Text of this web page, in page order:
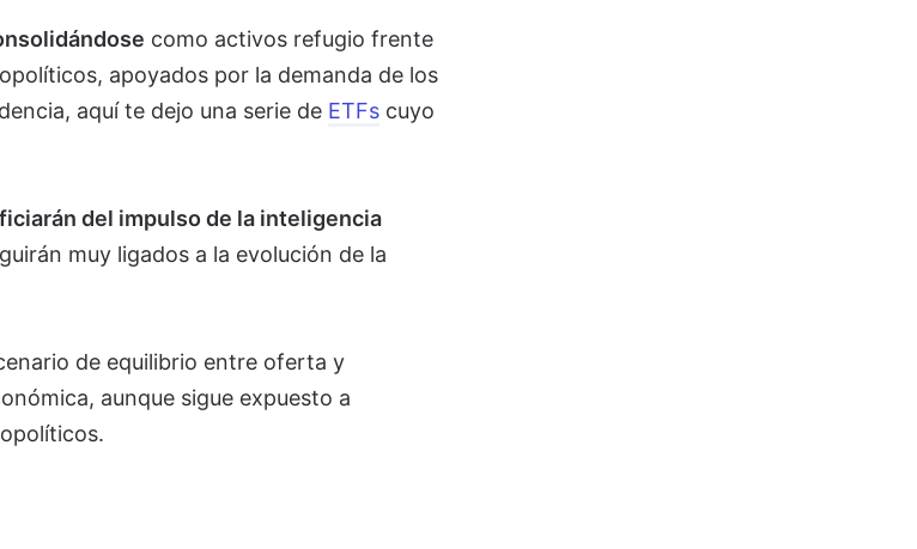
como activos refugio frente
apoyados por la demanda de los
aquí te dejo una serie de ETFscuyo
del impulso de la inteligencia
muy ligados a la evolución de la
de equilibrio entre oferta y
aunque sigue expuesto a